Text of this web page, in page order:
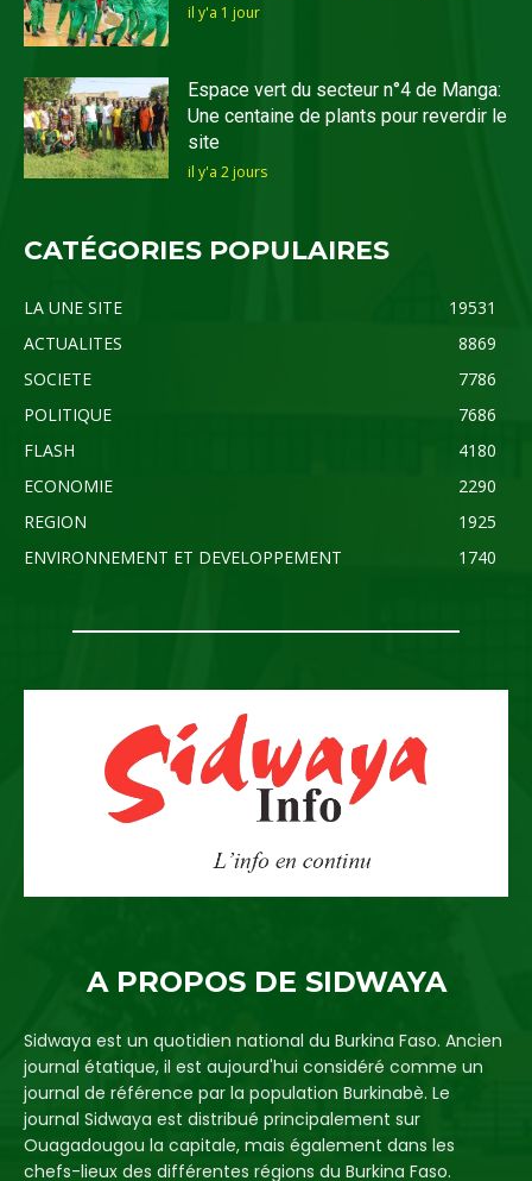
il y'a 1 jour
Espace vert du secteur n°4 de Manga:
Une centaine de plants pour reverdir le
site
il y'a 2 jours
CATÉGORIES POPULAIRES
LA UNE SITE
19531
ACTUALITES
8869
SOCIETE
7786
POLITIQUE
7686
FLASH
4180
ECONOMIE
2290
REGION
1925
ENVIRONNEMENT ET DEVELOPPEMENT
1740
A PROPOS DE SIDWAYA
Sidwaya est un quotidien national du Burkina Faso. Ancien
journal étatique, il est aujourd'hui considéré comme un
journal de référence par la population Burkinabè. Le
journal Sidwaya est distribué principalement sur
Ouagadougou la capitale, mais également dans les
chefs-lieux des différentes régions du Burkina Faso.